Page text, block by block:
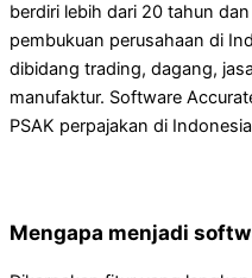
berdiri lebih dari 20 tahun
pembukuan perusahaan di
dibidang trading, dagang,
manufaktur. Software
PSAK perpajakan di
Mengapa menjadi